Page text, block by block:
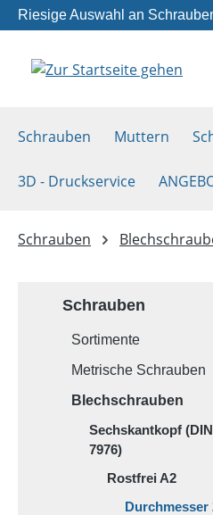
Hauptinhalt springen
Zur Suche springen
Zur Hauptnavigation
Riesige Auswahl an
Schrauben Muttern
3D - Druckservice
Schrauben
Schrauben
Sortimente
Metrische Schrauben
Blechschrauben
Sechskantkopf (DIN
7976)
Rostfrei A2
Durchmesser